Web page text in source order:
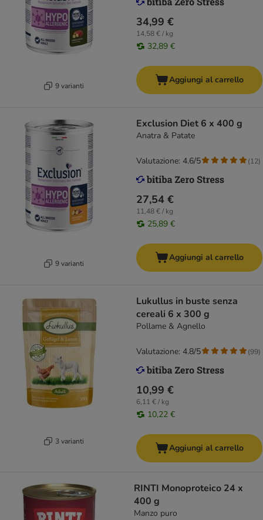
9 varianti
34,99 €
14,58 € / kg
32,89 €
Aggiungi al carrello
9 varianti
Exclusion Diet 6 x 400 g
Anatra & Patate
27,54 €
11,48 € / kg
25,89 €
Valutazione: 4.6/5 (12)
Aggiungi al carrello
3 varianti
Lukullus in buste senza
cereali 6 x 300 g
Pollame & Agnello
10,99 €
6,11 € / kg
10,22 €
Valutazione: 4.8/5 (99)
Aggiungi al carrello
RINTI Monoproteico 24 x
400 g
Manzo puro